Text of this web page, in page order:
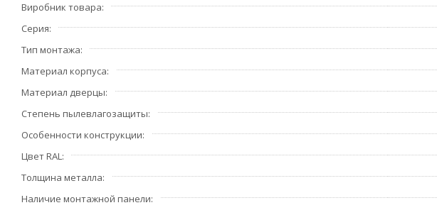
Виробник товара
Серия
Тип монтажа
Материал корпуса
Материал дверцы
Степень пылевлагозащиты
Особенности конструкции
Цвет RAL
Толщина металла
Наличие монтажной панели